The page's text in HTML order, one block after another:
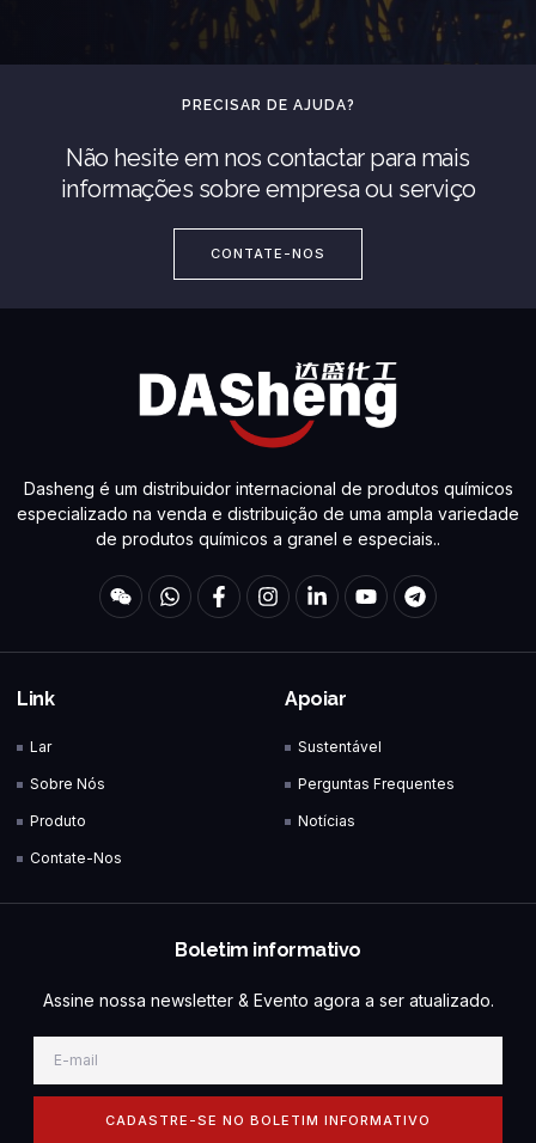
PRECISAR DE AJUDA?
Não hesite em nos contactar para mais
informações sobre empresa ou serviço
CONTATE-NOS
Dasheng é um distribuidor internacional de produtos químicos
especializado na venda e distribuição de uma ampla variedade
de produtos químicos a granel e especiais..
Link
Lar
Sobre Nós
Produto
Contate-Nos
Apoiar
Sustentável
Perguntas Frequentes
Notícias
Boletim informativo
Assine nossa newsletter & Evento agora a ser atualizado.
CADASTRE-SE NO BOLETIM INFORMATIVO